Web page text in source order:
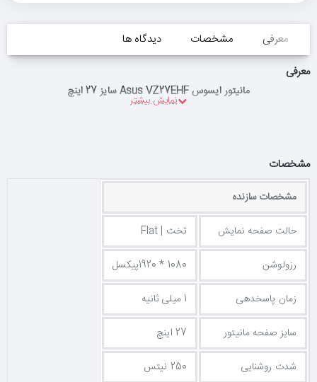
معرفی مشخصات
دیدگاه ها
معرفی
مانیتور ایسوس Asus VZ27EHF سایز 27 اینچ
مشخصات
مشخصات سازنده
حالت صفحه نمایش
تخت | Flat
رزولوشن
1080 * 1920پیکسل
زمان پاسخدهی
1 میلی ثانیه
سایز صفحه مانیتور
27 اینچ
شدت روشنایی
250 نیتس